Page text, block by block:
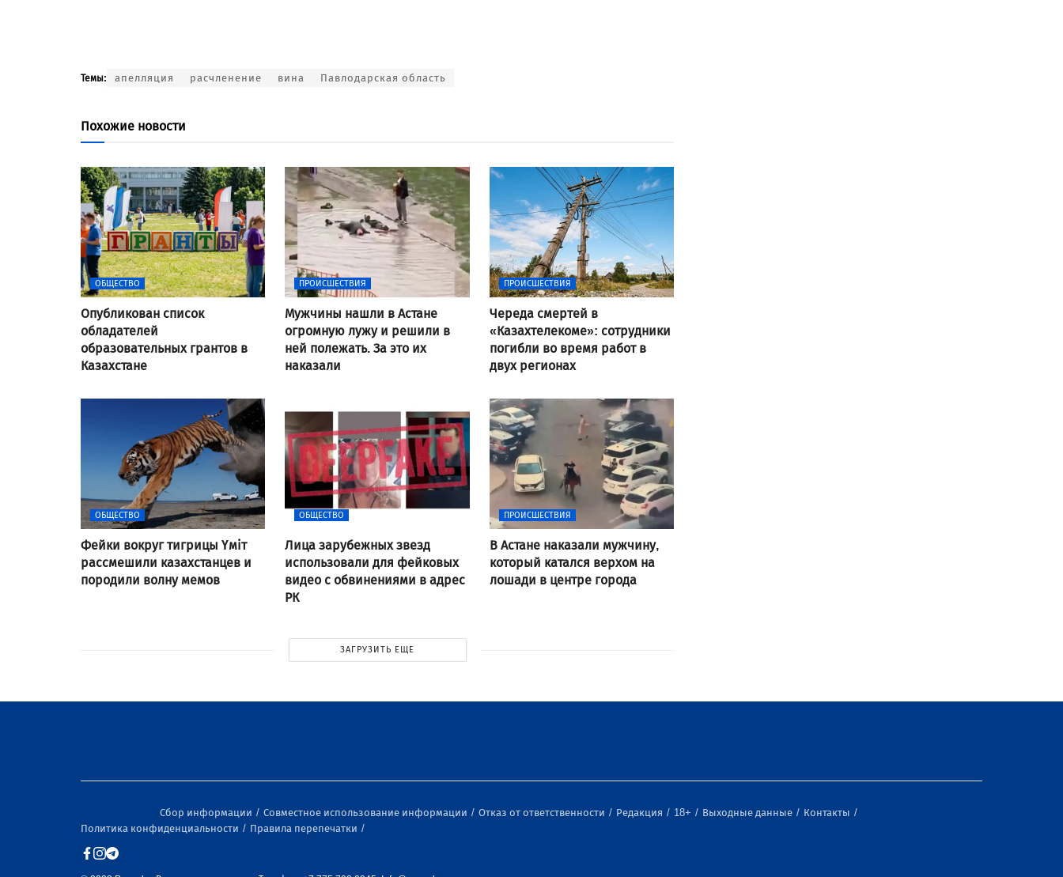
Темы: апелляция расчленение вина Павлодарская область
Похожие новости
ОБЩЕСТВО
Опубликован список
обладателей
образовательных грантов в
Казахстане
ПРОИСШЕСТВИЯ
Мужчины нашли в Астане
огромную лужу и решили в
ней полежать. За это их
наказали
ПРОИСШЕСТВИЯ
Череда смертей в
«Казахтелекоме»: сотрудники
погибли во время работ в
двух регионах
ОБЩЕСТВО
Фейки вокруг тигрицы Үміт
рассмешили казахстанцев и
породили волну мемов
ОБЩЕСТВО
Лица зарубежных звезд
использовали для фейковых
видео с обвинениями в адрес
РК
ПРОИСШЕСТВИЯ
В Астане наказали мужчину,
который катался верхом на
лошади в центре города
ЗАГРУЗИТЬ ЕЩЕ
Сбор информации Совместное использование информации Отказ от ответственности Редакция 18+ Выходные данные
Контакты
Политика конфиденциальности
Правила перепечатки